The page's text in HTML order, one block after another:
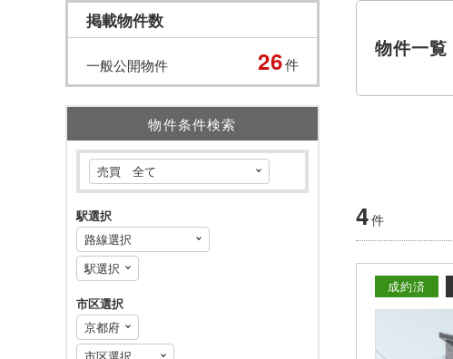
物件一覧
4件
成約済
掲載物件数
一般公開物件 26件
物件条件検索
駅選択
市区選択